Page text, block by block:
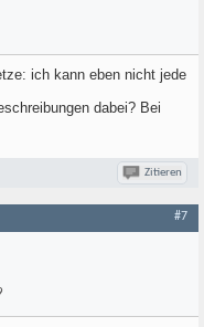
ich kann eben nicht jede
dabei? Bei
Zitieren
#7